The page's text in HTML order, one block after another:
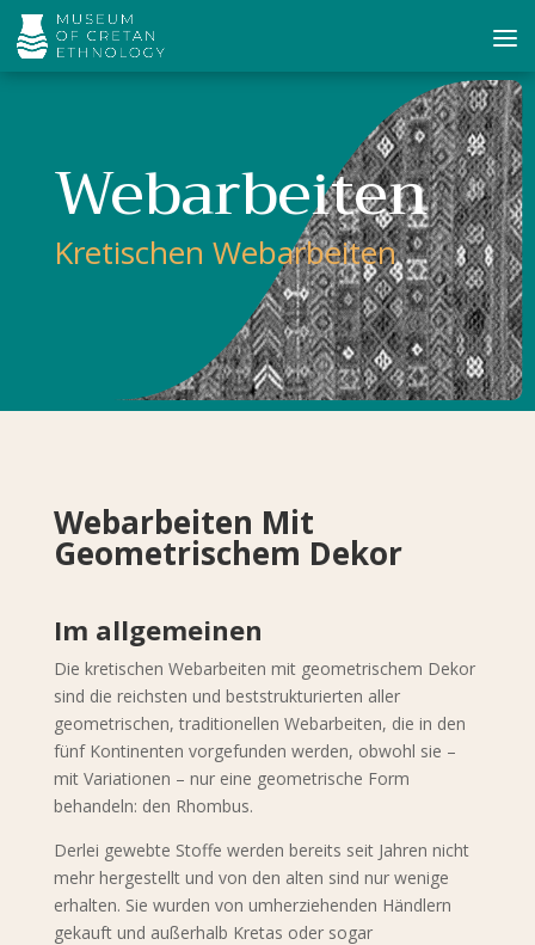
Webarbeiten
Kretischen Webarbeiten
Webarbeiten Mit
Geometrischem Dekor
Im allgemeinen
Die kretischen Webarbeiten mit geometrischem Dekor
sind die reichsten und beststrukturierten aller
geometrischen, traditionellen Webarbeiten, die in den
fünf Kontinenten vorgefunden werden, obwohl sie –
mit Variationen – nur eine geometrische Form
behandeln: den Rhombus.
Derlei gewebte Stoffe werden bereits seit Jahren nicht
mehr hergestellt und von den alten sind nur wenige
erhalten. Sie wurden von umherziehenden Händlern
gekauft und außerhalb Kretas oder sogar